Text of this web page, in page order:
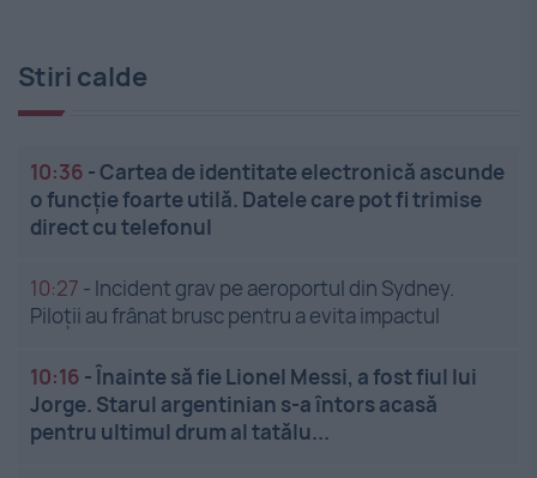
Stiri calde
10:36 -Cartea de identitate electronică ascunde
o funcție foarte utilă. Datele care pot fi trimise
direct cu telefonul
10:27 - Incident grav pe aeroportul din Sydney.
Piloții au frânat brusc pentru a evita impactul
10:16 -Înainte să fie Lionel Messi, a fost fiul lui
Jorge. Starul argentinian s-a întors acasă
pentru ultimul drum al tatălu...